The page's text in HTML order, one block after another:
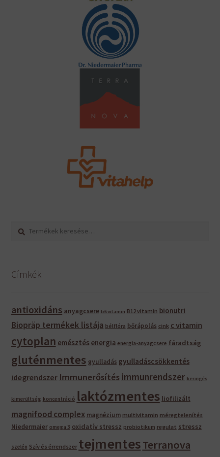
Keresés
Keresés
Címkék
antioxidáns anyagcsere b6 vitamin B12 vitamin bionutri
Biopräp termékek listája bélflóra bőrápolás cink c vitamin
cytoplan emésztés energia energia-anyagcsere fáradtság
gluténmentes gyulladás gyulladáscsökkentés
idegrendszer Immunerősítés immunrendszer keringés
kimerültség koncentráció laktózmentes liofilizált
magnifood complex magnézium multivitamin méregtelenítés
Niedermaier omega 3 oxidatív stressz probiotikum regulat stressz
szelén Szív és érrendszer tejmentesTerranova